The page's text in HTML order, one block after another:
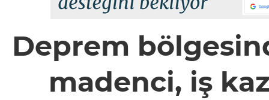
Deprem
madenci, iş